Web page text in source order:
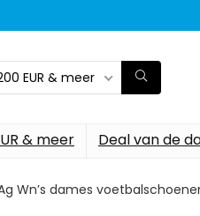
EUR & meer
& meer Deal van de
Wn’s dames